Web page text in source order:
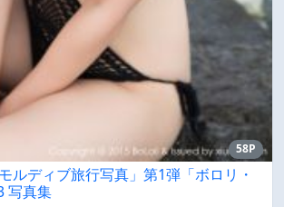
58P
ルディブ旅行写真」第1弾「ボロリ・
写真集